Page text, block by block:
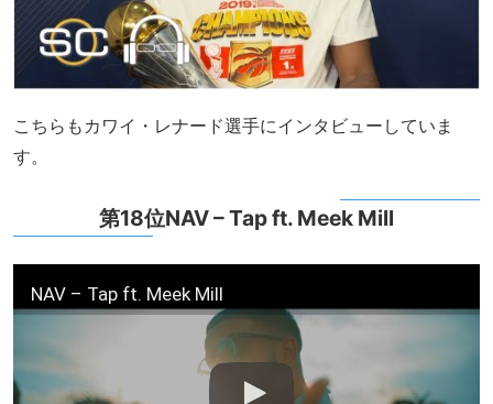
こちらもカワイ・レナード選手にインタビューしていま
す。
第18位NAV – Tap ft. Meek Mill
NAV – Tap ft. Meek Mill